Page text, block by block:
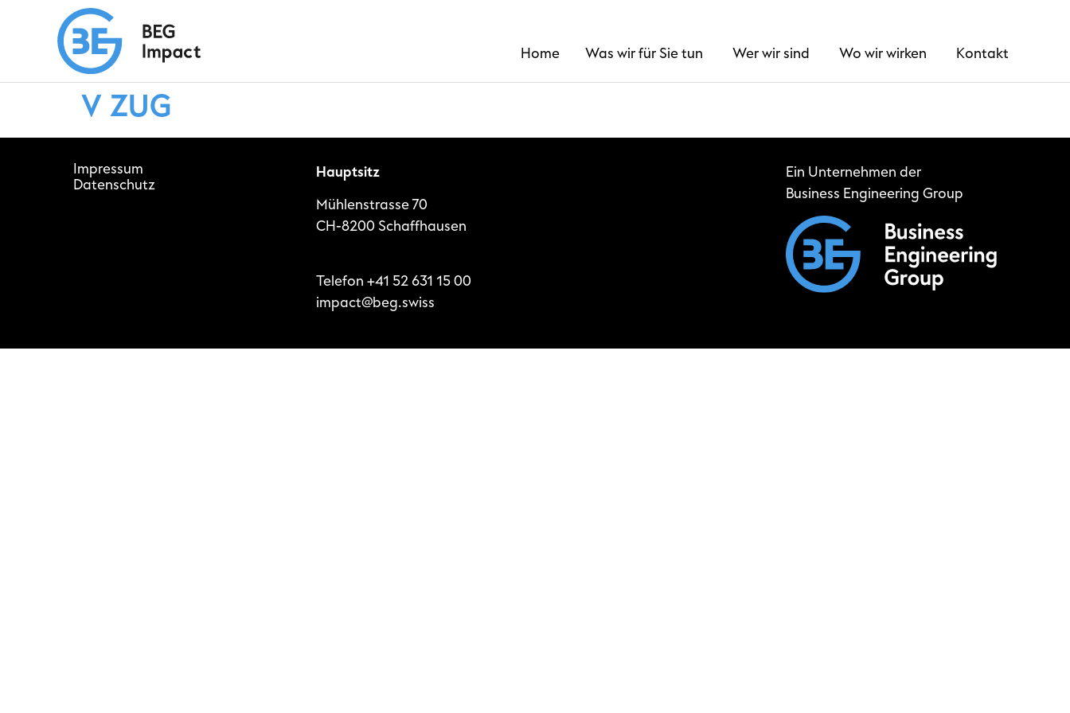
Home Was wir für Sie tun Wer wir sind Wo wir wirken Kontakt
V ZUG
Impressum
Datenschutz
Hauptsitz
Mühlenstrasse 70
CH-8200 Schaffhausen
Telefon+41 52 631 15 00
impact@beg.swiss
Ein Unternehmen der
Business Engineering Group